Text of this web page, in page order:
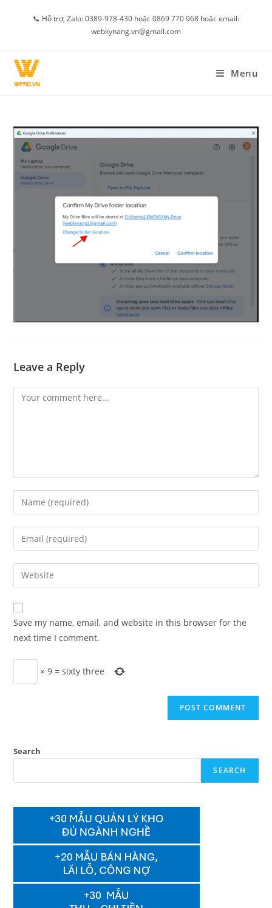
📞 Hỗ trợ, Zalo: 0389-978-430 hoặc 0869 770 968 hoặc email:
webkynang.vn@gmail.com
Menu
Leave a Reply
Comment
Enter
your
name
comment
Enter
your
email
address
comment
Enter
your
website
URL
(optional)
Save my name, email, and website in this browser for the
next time I comment.
×9 =sixty three
Search
SEARCH